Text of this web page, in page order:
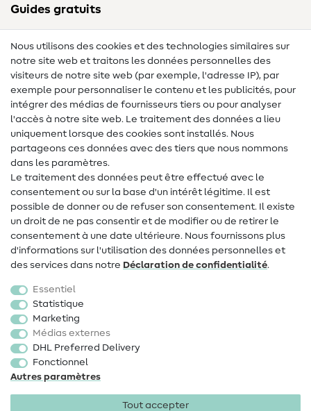
Guides gratuits
Lexique de couture
Tutos de couture
Aide & contact
Contact
Changement de propriétaire
FAQ
Droit de rétractation
Populaire
Accessoires de couture
Promotions
Nous utilisons des cookies et des technologies similaires sur
notre site web et traitons les données personnelles des
visiteurs de notre site web (par exemple, l'adresse IP), par
exemple pour personnaliser le contenu et les publicités, pour
intégrer des médias de fournisseurs tiers ou pour analyser
l'accès à notre site web. Le traitement des données a lieu
uniquement lorsque des cookies sont installés. Nous
partageons ces données avec des tiers que nous nommons
dans les paramètres.
Le traitement des données peut être effectué avec le
consentement ou sur la base d'un intérêt légitime. Il est
possible de donner ou de refuser son consentement. Il existe
un droit de ne pas consentir et de modifier ou de retirer le
consentement à une date ultérieure. Nous fournissons plus
d'informations sur l'utilisation des données personnelles et
des services dans notre Déclaration de confidentialité.
Essentiel
Statistique
Marketing
Médias externes
DHL Preferred Delivery
Fonctionnel
Autres paramètres
Tout accepter